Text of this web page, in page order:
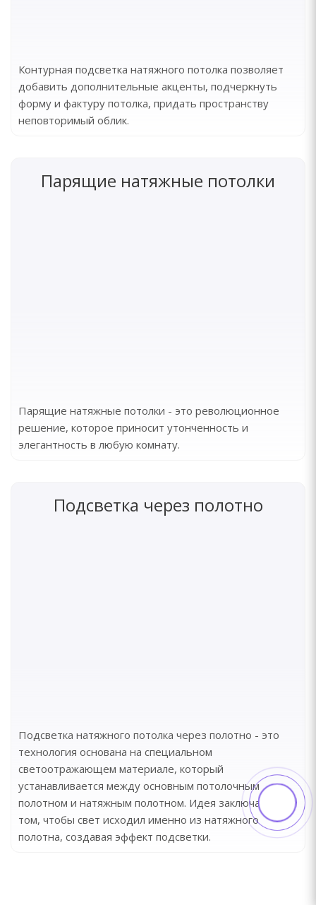
Контурная подсветка натяжного потолка позволяет
добавить дополнительные акценты, подчеркнуть
форму и фактуру потолка, придать пространству
неповторимый облик.
Парящие натяжные потолки
Парящие натяжные потолки - это революционное
решение, которое приносит утонченность и
элегантность в любую комнату.
Подсветка через полотно
Подсветка натяжного потолка через полотно - это
технология основана на специальном
светоотражающем материале, который
устанавливается между основным потолочным
полотном и натяжным полотном. Идея заключается в
том, чтобы свет исходил именно из натяжного
полотна, создавая эффект подсветки.